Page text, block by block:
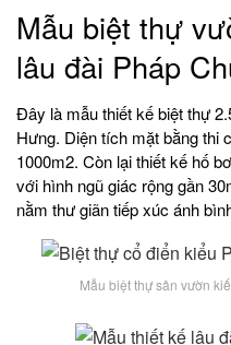
Mẫu biệt thự
lâu đài Pháp
Đây là mẫu thiết kế biệt thự
Hưng. Diện tích mặt bằng thi
1000m2. Còn lại thiết kế hố
với hình ngũ giác rộng gần
nằm thư giãn tiếp xúc ánh
Mẫu biệt thự sân vườn